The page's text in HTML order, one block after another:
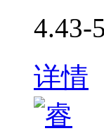
4.43-
详情